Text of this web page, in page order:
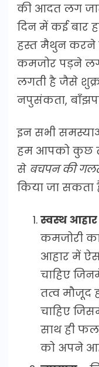
की आदत लग
दिन में कई बार
हस्त मैथुन करने
कमजोर पड़ने
लगती है जैसे
नपुसंकता,
इन सभी
हम आपको कुछ
से बचपन की
किया जा सकता
स्वस्थ आहार
कमजोरी
आहार में
चाहिए
तत्व मौजूद
चाहिए जिसमे
साथ ही
को अपने